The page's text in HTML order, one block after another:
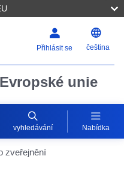
Přihlásit se čeština
unie
vyhledávání Nabídka
zveřejnění